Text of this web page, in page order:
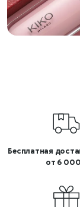
Бесплатная
от 6